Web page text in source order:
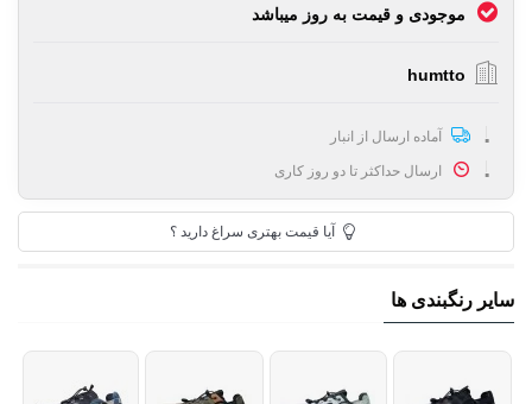
موجودی و قیمت به روز میباشد
humtto
آماده ارسال از انبار
ارسال حداکثر تا دو روز کاری
آیا قیمت بهتری سراغ دارید ؟
سایر رنگبندی ها